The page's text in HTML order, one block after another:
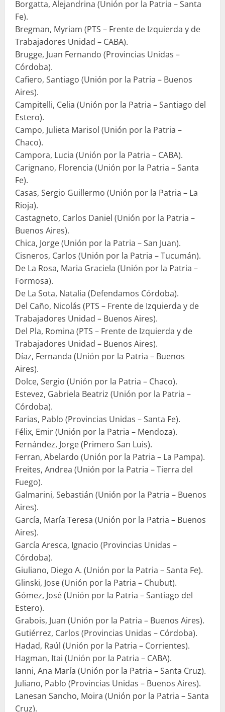
Borgatta, Alejandrina (Unión por la Patria – Santa
Fe).
Bregman, Myriam (PTS – Frente de Izquierda y de
Trabajadores Unidad – CABA).
Brugge, Juan Fernando (Provincias Unidas –
Córdoba).
Cafiero, Santiago (Unión por la Patria – Buenos
Aires).
Campitelli, Celia (Unión por la Patria – Santiago del
Estero).
Campo, Julieta Marisol (Unión por la Patria –
Chaco).
Campora, Lucia (Unión por la Patria – CABA).
Carignano, Florencia (Unión por la Patria – Santa
Fe).
Casas, Sergio Guillermo (Unión por la Patria – La
Rioja).
Castagneto, Carlos Daniel (Unión por la Patria –
Buenos Aires).
Chica, Jorge (Unión por la Patria – San Juan).
Cisneros, Carlos (Unión por la Patria – Tucumán).
De La Rosa, Maria Graciela (Unión por la Patria –
Formosa).
De La Sota, Natalia (Defendamos Córdoba).
Del Caño, Nicolás (PTS – Frente de Izquierda y de
Trabajadores Unidad – Buenos Aires).
Del Pla, Romina (PTS – Frente de Izquierda y de
Trabajadores Unidad – Buenos Aires).
Díaz, Fernanda (Unión por la Patria – Buenos
Aires).
Dolce, Sergio (Unión por la Patria – Chaco).
Estevez, Gabriela Beatriz (Unión por la Patria –
Córdoba).
Farias, Pablo (Provincias Unidas – Santa Fe).
Félix, Emir (Unión por la Patria – Mendoza).
Fernández, Jorge (Primero San Luis).
Ferran, Abelardo (Unión por la Patria – La Pampa).
Freites, Andrea (Unión por la Patria – Tierra del
Fuego).
Galmarini, Sebastián (Unión por la Patria – Buenos
Aires).
García, María Teresa (Unión por la Patria – Buenos
Aires).
García Aresca, Ignacio (Provincias Unidas –
Córdoba).
Giuliano, Diego A. (Unión por la Patria – Santa Fe).
Glinski, Jose (Unión por la Patria – Chubut).
Gómez, José (Unión por la Patria – Santiago del
Estero).
Grabois, Juan (Unión por la Patria – Buenos Aires).
Gutiérrez, Carlos (Provincias Unidas – Córdoba).
Hadad, Raúl (Unión por la Patria – Corrientes).
Hagman, Itai (Unión por la Patria – CABA).
Ianni, Ana María (Unión por la Patria – Santa Cruz).
Juliano, Pablo (Provincias Unidas – Buenos Aires).
Lanesan Sancho, Moira (Unión por la Patria – Santa
Cruz).